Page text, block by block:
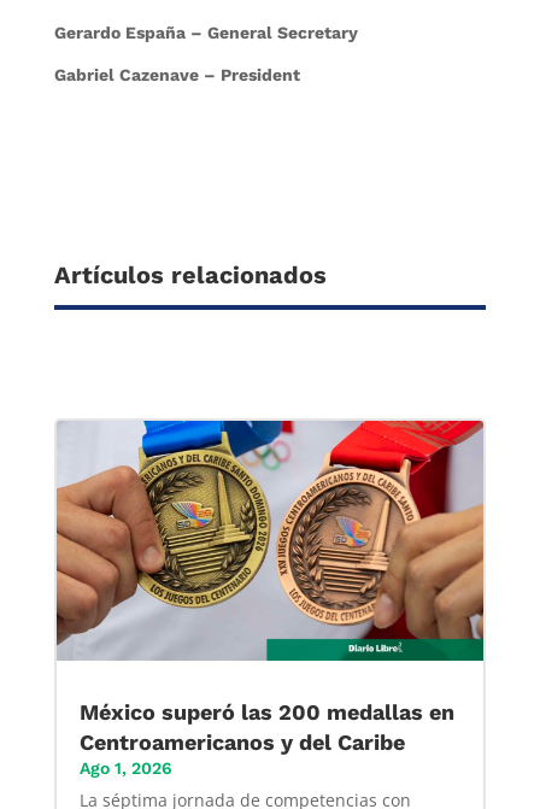
Gerardo España – General Secretary
Gabriel Cazenave – President
Artículos relacionados
México superó las 200 medallas en
Centroamericanos y del Caribe
Ago 1, 2026
La séptima jornada de competencias con